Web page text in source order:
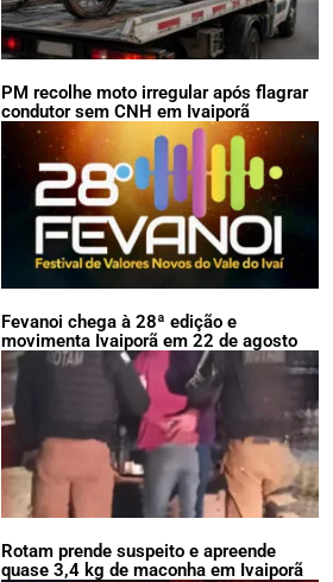
PM recolhe moto irregular após flagrar
condutor sem CNH em Ivaiporã
Fevanoi chega à 28ª edição e
movimenta Ivaiporã em 22 de agosto
Rotam prende suspeito e apreende
quase 3,4 kg de maconha em Ivaiporã